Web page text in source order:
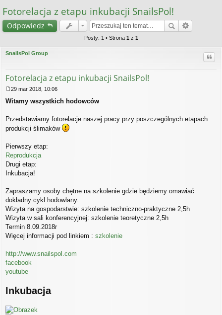
Fotorelacja z etapu inkubacji SnailsPol!
Odpowiedz
Posty: 1 • Strona 1 z 1
SnailsPol Group
Fotorelacja z etapu inkubacji SnailsPol!
o
t
29 mar 2018, 10:06
Witamy wszystkich hodowców
Przedstawiamy fotorelacje naszej pracy przy poszczególnych etapach
produkcji ślimaków
Pierwszy etap:
Reprodukcja
Drugi etap:
Inkubacja!
Zapraszamy osoby chętne na szkolenie gdzie będziemy omawiać
dokładny cykl hodowlany.
Wizyta na gospodarstwie: szkolenie techniczno-praktyczne 2,5h
Wizyta w sali konferencyjnej: szkolenie teoretyczne 2,5h
Termin 8.09.2018r
Więcej informacji pod linkiem : szkolenie
http://www.snailspol.com
facebook
youtube
Inkubacja